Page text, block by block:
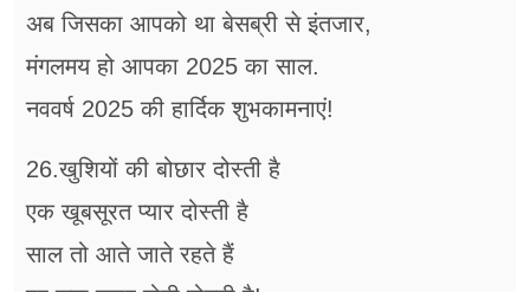
अब जिसका आपको था बेसब्री से इंतजार,
मंगलमय हो आपका 2025 का साल.
नववर्ष 2025 की हार्दिक शुभकामनाएं!
26.खुशियों की बोछार दोस्ती है
एक खूबसूरत प्यार दोस्ती है
साल तो आते जाते रहते हैं